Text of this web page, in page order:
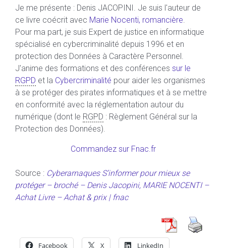
Je me présente : Denis JACOPINI. Je suis l'auteur de
ce livre coécrit avec Marie Nocenti, romancière.
Pour ma part, je suis Expert de justice en informatique
spécialisé en cybercriminalité depuis 1996 et en
protection des Données à Caractère Personnel.
J'anime des formations et des conférences sur le
RGPD et la Cybercriminalité pour aider les organismes
à se protéger des pirates informatiques et à se mettre
en conformité avec la réglementation autour du
numérique (dont le RGPD : Règlement Général sur la
Protection des Données).
Commandez sur Fnac.fr
Source : Cyberarnaques S’informer pour mieux se
protéger – broché – Denis Jacopini, MARIE NOCENTI –
Achat Livre – Achat & prix | fnac
Facebook X LinkedIn